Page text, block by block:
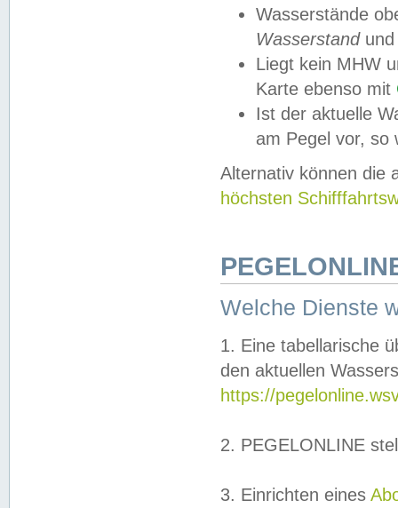
Wasserstände
Wasserstandund
Liegt kein MHW
Karte ebenso mit
Ist der aktuelle
am Pegel vor,
Alternativ können die
höchsten
Welche Dienste
1. Eine tabellarische
den aktuellen
https://
2. PEGELONLINE
3. Einrichten eines